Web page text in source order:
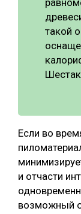
такой
Если во
и отчасти
возможный